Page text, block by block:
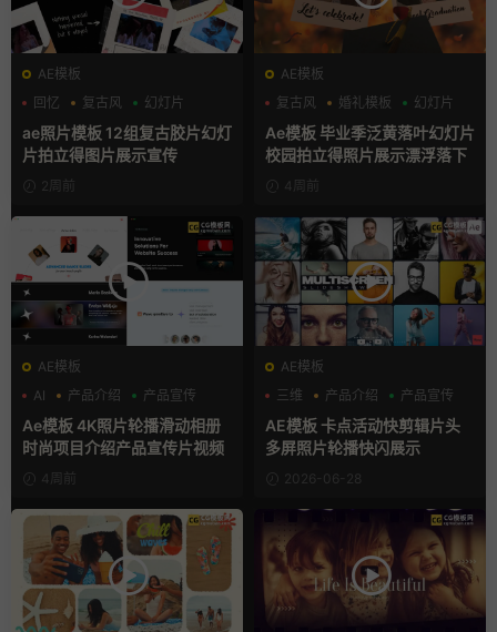
AE模板
回忆
复古风 幻灯片
ae照片模板 12组复古胶片幻灯
片拍立得图片展示宣传
2周前
AE模板
复古风
婚礼模板 幻灯片
Ae模板 毕业季泛黄落叶幻灯片
校园拍立得照片展示漂浮落下
4周前
AE模板
AI
产品介绍 产品宣传
Ae模板 4K照片轮播滑动相册
时尚项目介绍产品宣传片视频
4周前
AE模板
三维
产品介绍 产品宣传
AE模板 卡点活动快剪辑片头
多屏照片轮播快闪展示
2026-06-28